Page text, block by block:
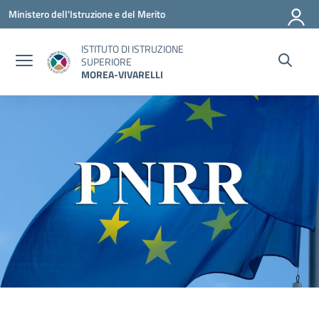
Vai ai contenuti
Vai al menu di navigazione
Vai al footer
Ministero dell'Istruzione e del Merito
ISTITUTO DI ISTRUZIONE
SUPERIORE
MOREA-VIVARELLI